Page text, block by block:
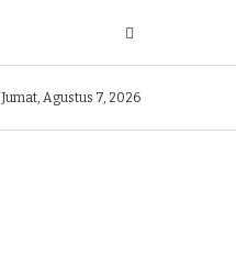
Jumat, Agustus 7, 2026